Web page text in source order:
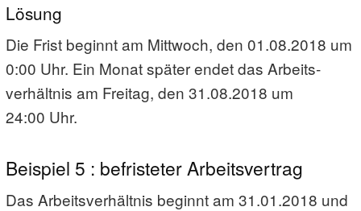
Lösung
Die Frist beginnt am Mittwoch, den 01.08.2018 um
0:00 Uhr. Ein Monat später endet das Arbeits­
verhältnis am Freitag, den 31.08.2018 um
24:00 Uhr.
Beispiel 5 : befristeter Arbeitsvertrag
Das Arbeits­verhältnis beginnt am 31.01.2018 und